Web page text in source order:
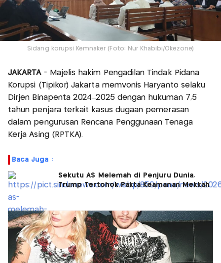
Sidang korupsi Kemnaker (Foto: Nur Khabibi/Okezone)
JAKARTA - Majelis hakim Pengadilan Tindak Pidana
Korupsi (Tipikor) Jakarta memvonis Haryanto selaku
Dirjen Binapenta 2024–2025 dengan hukuman 7,5
tahun penjara terkait kasus dugaan pemerasan
dalam pengurusan Rencana Penggunaan Tenaga
Kerja Asing (RPTKA).
Baca Juga :
Sekutu AS Melemah di Penjuru Dunia,
Trump Tertohok Pakta Keamanan Mekkah